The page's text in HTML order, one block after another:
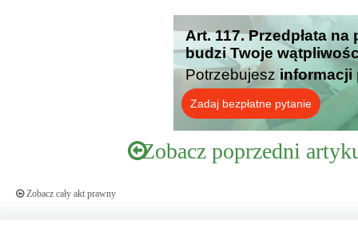
Art. 117. Przedpłata
budzi Twoje
Potrzebujesz informacji
Zadaj bezpłatne pytanie
Zobacz poprzedni
Zobacz cały akt prawny